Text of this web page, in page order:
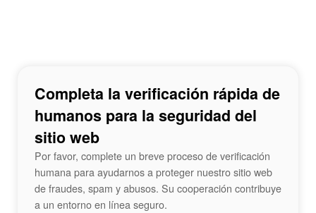
Completa la verificación rápida de
humanos para la seguridad del
sitio web
Por favor, complete un breve proceso de verificación
humana para ayudarnos a proteger nuestro sitio web
de fraudes, spam y abusos. Su cooperación contribuye
a un entorno en línea seguro.